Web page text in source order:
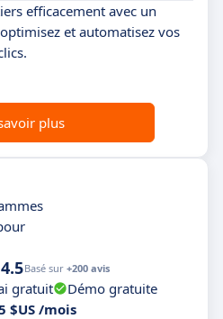
efficacement avec un
et automatisez vos
plus
4.5Basé sur +200 avis
gratuit
Démo gratuite
$US /mois